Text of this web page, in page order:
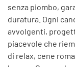
senza piombo,
duratura. Ogni
avvolgenti,
piacevole che
di relax, cene